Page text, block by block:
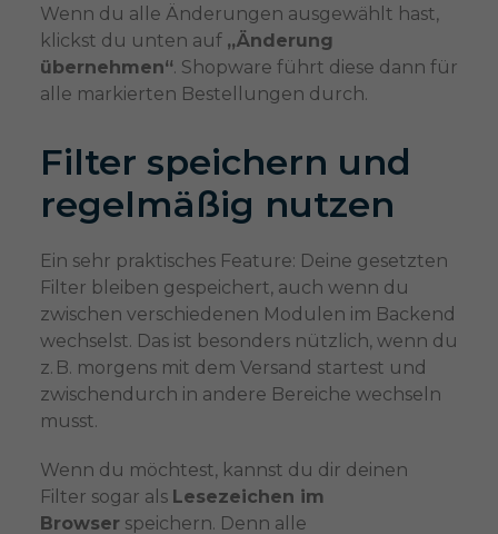
Wenn du alle Änderungen ausgewählt hast,
klickst du unten auf „Änderung
übernehmen“. Shopware führt diese dann für
alle markierten Bestellungen durch.
Filter speichern und
regelmäßig nutzen
Ein sehr praktisches Feature: Deine gesetzten
Filter bleiben gespeichert, auch wenn du
zwischen verschiedenen Modulen im Backend
wechselst. Das ist besonders nützlich, wenn du
z. B. morgens mit dem Versand startest und
zwischendurch in andere Bereiche wechseln
musst.
Wenn du möchtest, kannst du dir deinen
Filter sogar als Lesezeichen im
Browserspeichern. Denn alle